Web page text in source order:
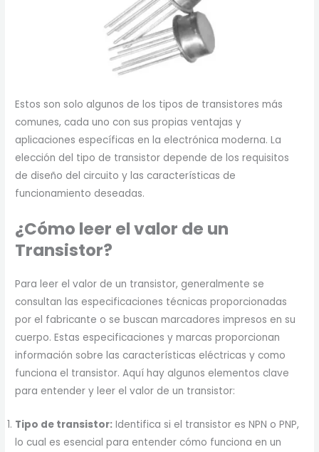
Estos son solo algunos de los tipos de transistores más
comunes, cada uno con sus propias ventajas y
aplicaciones específicas en la electrónica moderna. La
elección del tipo de transistor depende de los requisitos
de diseño del circuito y las características de
funcionamiento deseadas.
¿Cómo leer el valor de un
Transistor?
Para leer el valor de un transistor, generalmente se
consultan las especificaciones técnicas proporcionadas
por el fabricante o se buscan marcadores impresos en su
cuerpo. Estas especificaciones y marcas proporcionan
información sobre las características eléctricas y como
funciona el transistor. Aquí hay algunos elementos clave
para entender y leer el valor de un transistor:
Tipo de transistor: Identifica si el transistor es NPN o PNP,
lo cual es esencial para entender cómo funciona en un